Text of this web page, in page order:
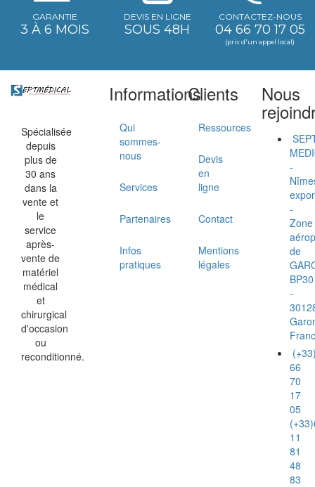
GARANTIE
3 À 6 MOIS
DEVIS EN LIGNE
SOUS 48H
CONTACTEZ-NOUS
04 66 70 17 05
(prix d'un appel local)
Spécialisée
depuis
plus de
30 ans
dans la
vente et
le
service
après-
vente de
matériel
médical
et
chirurgical
d'occasion
ou
reconditionné.
Informations
Qui
sommes-
nous
Services
Partenaires
Infos
pratiques
Clients
Ressources
Devis
en
ligne
Contact
Mentions
légales
Nous
-
-
Zone
de
BP30
-
66
70
17
05
11
81
48
83